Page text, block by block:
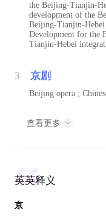
the Beijing-Tianjin-
development of the
Beijing-Tianjin-
Development for the
Tianjin-Hebei
3 京剧
Beijing opera ;
查看更多
英英释义
京